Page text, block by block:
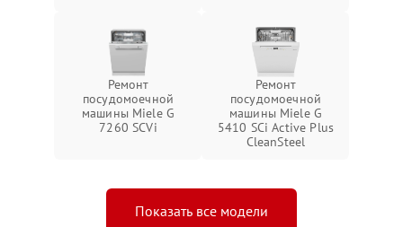
Ремонт
посудомоечной
машины Miele G
7260 SCVi
Ремонт
посудомоечной
машины Miele G
5410 SCi Active Plus
CleanSteel
Показать все модели